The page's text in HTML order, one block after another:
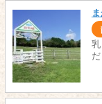
乳
だ